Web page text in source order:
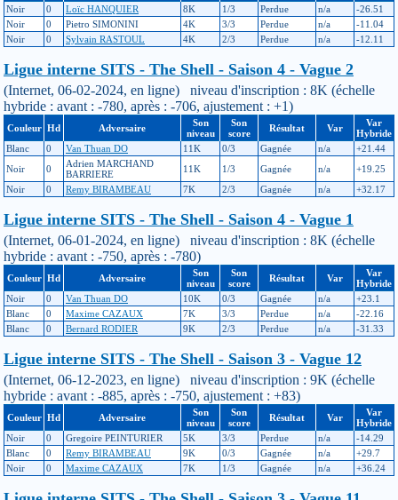
Noir
0 Loïc HANQUIER 8K 1/3 Perdue n/a
-26.51
Noir
0 Pietro SIMONINI 4K 3/3 Perdue n/a
-11.04
Noir
0 Sylvain RASTOUL 4K 2/3 Perdue n/a -12.11
Ligue interne SITS - The Shell - Saison 4 - Vague 2
(Internet, 06-02-2024, en ligne) niveau d'inscription : 8K (échelle
hybride : avant : -780, après : -706, ajustement : +1)
Couleur Hd Adversaire
Son
niveau
Son
score
Résultat Var
Var
Hybride
Blanc
0 Van Thuan DO 11K 0/3 Gagnée n/a
+21.44
Noir
0
Adrien MARCHAND
BARRIERE
11K 1/3 Gagnée n/a
+19.25
Noir
0 Remy BIRAMBEAU 7K 2/3 Gagnée n/a +32.17
Ligue interne SITS - The Shell - Saison 4 - Vague 1
(Internet, 06-01-2024, en ligne) niveau d'inscription : 8K (échelle
hybride : avant : -750, après : -780)
Couleur Hd Adversaire
Son
niveau
Son
score
Résultat Var
Var
Hybride
Noir
0 Van Thuan DO 10K 0/3 Gagnée n/a
+23.1
Blanc
0 Maxime CAZAUX 7K 3/3 Perdue n/a
-22.16
Blanc
0 Bernard RODIER 9K 2/3 Perdue n/a -31.33
Ligue interne SITS - The Shell - Saison 3 - Vague 12
(Internet, 06-12-2023, en ligne) niveau d'inscription : 9K (échelle
hybride : avant : -885, après : -750, ajustement : +83)
Couleur Hd Adversaire
Son
niveau
Son
score
Résultat Var
Var
Hybride
Noir
0 Gregoire PEINTURIER 5K 3/3 Perdue n/a
-14.29
Blanc
0 Remy BIRAMBEAU 9K 0/3 Gagnée n/a
+29.7
Noir
0 Maxime CAZAUX 7K 1/3 Gagnée n/a +36.24